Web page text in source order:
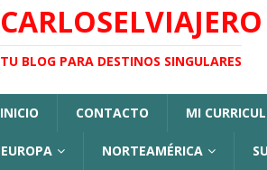
CARLOSELVIAJERO
TU BLOG PARA DESTINOS SINGULARES
INICIO CONTACTO MI
EUROPA NORTEAMÉRICA